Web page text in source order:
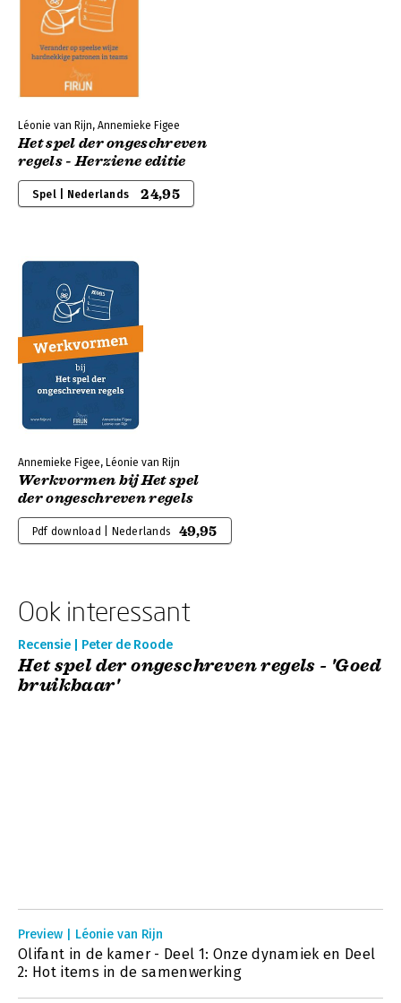
Léonie van Rijn, Annemieke Figee
Het spel der ongeschreven
regels - Herziene editie
Spel | Nederlands 24,95
Annemieke Figee, Léonie van Rijn
Werkvormen bij Het spel
der ongeschreven regels
Pdf download | Nederlands 49,95
Ook interessant
Recensie | Peter de Roode
Het spel der ongeschreven regels - 'Goed
bruikbaar'
Preview | Léonie van Rijn
Olifant in de kamer - Deel 1: Onze dynamiek en Deel
2: Hot items in de samenwerking